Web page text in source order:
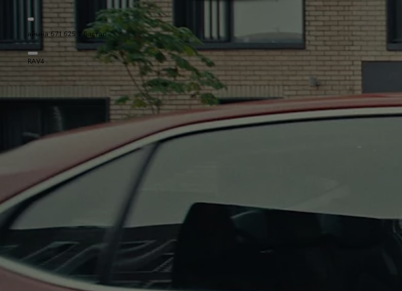
айына 671 625 ₸ бастап
RAV4